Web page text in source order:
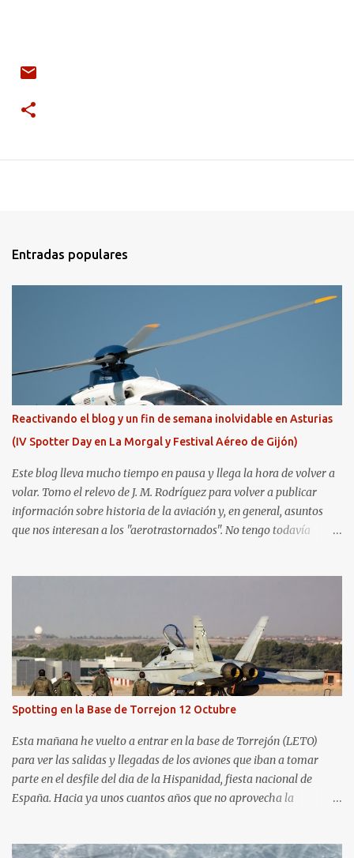
Entradas populares
Reactivando el blog y un fin de semana inolvidable en Asturias
(IV Spotter Day en La Morgal y Festival Aéreo de Gijón)
Este blog lleva mucho tiempo en pausa y llega la hora de volver a
volar. Tomo el relevo de J. M. Rodríguez para volver a publicar
información sobre historia de la aviación y, en general, asuntos
que nos interesan a los "aerotrastornados". No tengo todavía
Aerospotters Principado a una genial sesión fotográfica en el
aeródromo de La Morgal (todavía no he tenido tiempo de
procesar esas imágenes). Al día siguiente, asistí al Festival Aéreo de
Gijón . He aquí algunas de las tomas que realicé este pasado
domingo.
Spotting en la Base de Torrejon 12 Octubre
Esta mañana he vuelto a entrar en la base de Torrejón (LETO)
para ver las salidas y llegadas de los aviones que iban a tomar
parte en el desfile del dia de la Hispanidad, fiesta nacional de
España. Hacia ya unos cuantos años que no aprovecha la
cercano en la senda de aterrizaje) pero... no es lo mismo :-) La cita